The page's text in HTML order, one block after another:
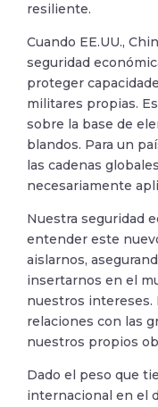
resiliente.
Cuando EE.UU.,
seguridad
proteger
militares propias.
sobre la base de
blandos. Para un
las cadenas
necesariamente
Nuestra seguridad
entender este
aislarnos,
insertarnos en el
nuestros intereses.
relaciones con las
nuestros propios
Dado el peso que
internacional en el